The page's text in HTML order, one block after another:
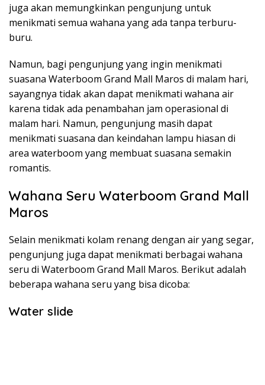
juga akan memungkinkan pengunjung untuk
menikmati semua wahana yang ada tanpa terburu-
buru.
Namun, bagi pengunjung yang ingin menikmati
suasana Waterboom Grand Mall Maros di malam hari,
sayangnya tidak akan dapat menikmati wahana air
karena tidak ada penambahan jam operasional di
malam hari. Namun, pengunjung masih dapat
menikmati suasana dan keindahan lampu hiasan di
area waterboom yang membuat suasana semakin
romantis.
Wahana Seru Waterboom Grand Mall
Maros
Selain menikmati kolam renang dengan air yang segar,
pengunjung juga dapat menikmati berbagai wahana
seru di Waterboom Grand Mall Maros. Berikut adalah
beberapa wahana seru yang bisa dicoba:
Water slide